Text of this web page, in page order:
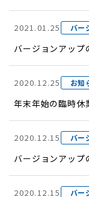
2021.01.25 バー
バージョンアップ
2020.12.25 お知
年末年始の臨時休
2020.12.15 バー
バージョンアップ
2020.12.15 バー